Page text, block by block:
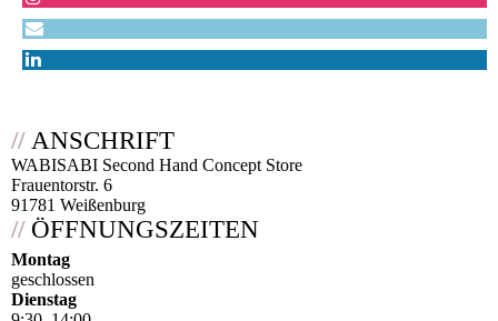
// ANSCHRIFT
WABISABI Second Hand Concept Store
Frauentorstr. 6
91781 Weißenburg
// ÖFFNUNGSZEITEN
Montag
geschlossen
Dienstag